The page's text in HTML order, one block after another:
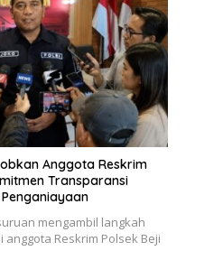
Anggota Reskrim
Transparansi
mengambil langkah
Reskrim Polsek Beji